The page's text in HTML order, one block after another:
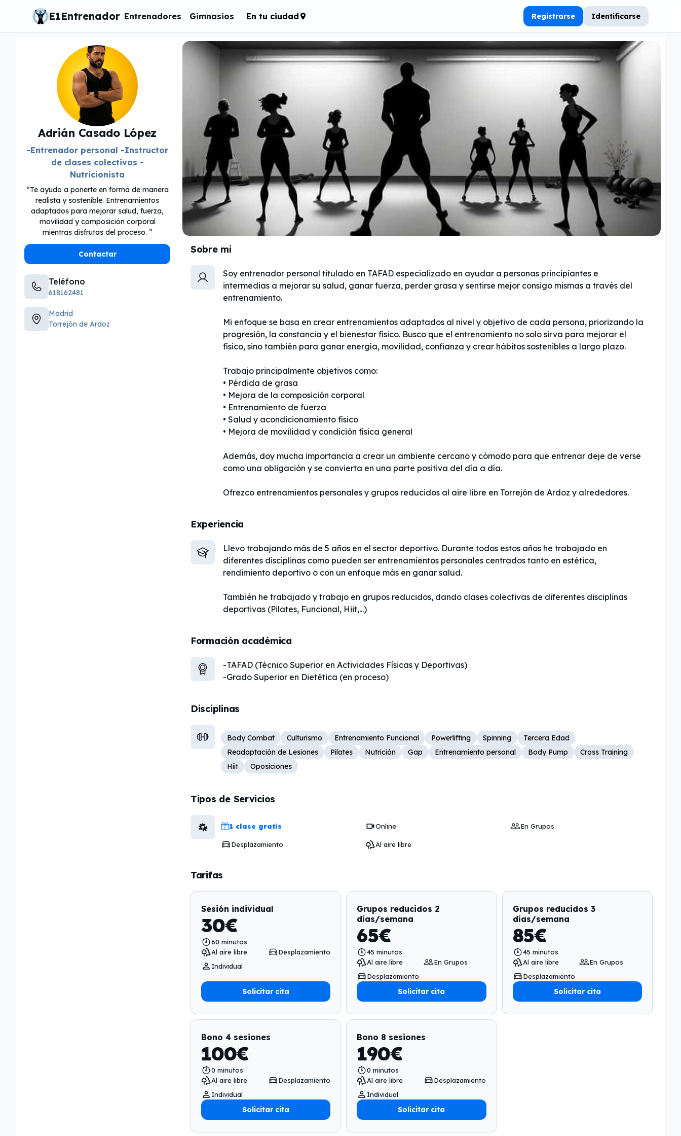
E1Entrenador Entrenadores Gimnasios En tu ciudad Registrarse Identificarse
Adrián Casado López
-Entrenador personal -Instructor
de clases colectivas -
Nutricionista
Te ayudo a ponerte en forma de manera
realista y sostenible. Entrenamientos
adaptados para mejorar salud, fuerza,
movilidad y composición corporal
mientras disfrutas del proceso.
Contactar
Teléfono
618162481
Madrid
Torrejón de Ardoz
Sobre mi
Soy entrenador personal titulado en TAFAD especializado en ayudar a personas principiantes e
intermedias a mejorar su salud, ganar fuerza, perder grasa y sentirse mejor consigo mismas a través del
entrenamiento.
Mi enfoque se basa en crear entrenamientos adaptados al nivel y objetivo de cada persona, priorizando la
progresión, la constancia y el bienestar físico. Busco que el entrenamiento no solo sirva para mejorar el
físico, sino también para ganar energía, movilidad, confianza y crear hábitos sostenibles a largo plazo.
Trabajo principalmente objetivos como:
• Pérdida de grasa
• Mejora de la composición corporal
• Entrenamiento de fuerza
• Salud y acondicionamiento físico
• Mejora de movilidad y condición física general
Además, doy mucha importancia a crear un ambiente cercano y cómodo para que entrenar deje de verse
como una obligación y se convierta en una parte positiva del día a día.
Experiencia
Llevo trabajando más de 5 años en el sector deportivo. Durante todos estos años he trabajado en
diferentes disciplinas como pueden ser entrenamientos personales centrados tanto en estética,
rendimiento deportivo o con un enfoque más en ganar salud.
También he trabajado y trabajo en grupos reducidos, dando clases colectivas de diferentes disciplinas
deportivas (Pilates, Funcional, Hiit,...)
Formación académica
-TAFAD (Técnico Superior en Actividades Físicas y Deportivas)
-Grado Superior en Dietética (en proceso)
Disciplinas
Body Combat Culturismo Entrenamiento Funcional Powerlifting Spinning
Tercera Edad
Readaptación de Lesiones
Pilates Nutrición Gap Entrenamiento personal Body Pump
Cross Training
Hiit
Oposiciones
Tipos de Servicios
1 clase gratis Online En Grupos
Desplazamiento Al aire libre
Tarifas
Sesión individual
30€
60 minutos
Al aire libre
Desplazamiento
Individual
Solicitar cita
Grupos reducidos 2
días/semana
65€
45 minutos
Al aire libre
En Grupos
Desplazamiento
Solicitar cita
Grupos reducidos 3
días/semana
85€
45 minutos
Al aire libre
En Grupos
Desplazamiento
Solicitar cita
Bono 4 sesiones
100€
0 minutos
Al aire libre
Desplazamiento
Individual
Solicitar cita
Bono 8 sesiones
190€
0 minutos
Al aire libre
Desplazamiento
Individual
Solicitar cita